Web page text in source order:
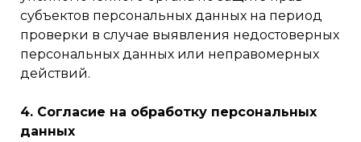
субъектов персональных данных на период
проверки в случае выявления недостоверных
персональных данных или неправомерных
действий.
4. Согласие на обработку персональных
данных